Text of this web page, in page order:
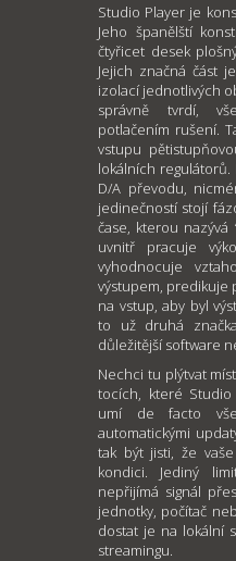
Studio Player je
Jeho španělští
čtyřicet desek
Jejich značná část
izolací jednotlivých
správně tvrdí,
potlačením rušení.
vstupu
lokálních
D/A převodu,
jedinečností stojí
čase, kterou nazývá
uvnitř pracuje
vyhodnocuje
výstupem, predikuje
na vstup, aby byl
to už druhá
důležitější software
Nechci tu plýtvat
tocích, které
umí de facto
automatickými
tak být jisti, že
kondici. Jediný
nepřijímá signál
jednotky, počítač
dostat je na lokální
streamingu.